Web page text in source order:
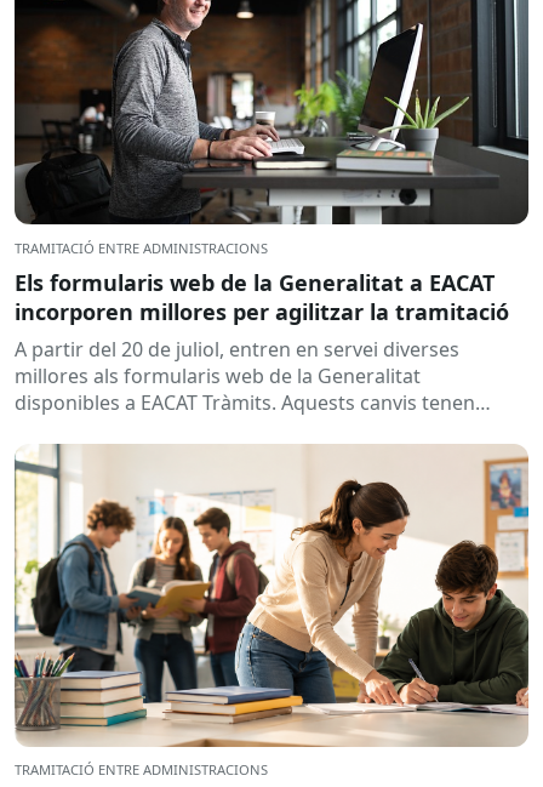
TRAMITACIÓ ENTRE ADMINISTRACIONS
Els formularis web de la Generalitat a EACAT
incorporen millores per agilitzar la tramitació
A partir del 20 de juliol, entren en servei diverses
millores als formularis web de la Generalitat
disponibles a EACAT Tràmits. Aquests canvis tenen
TRAMITACIÓ ENTRE ADMINISTRACIONS